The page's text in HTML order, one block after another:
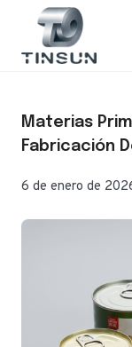
contenido
Materias
Fabricación
6 de enero de